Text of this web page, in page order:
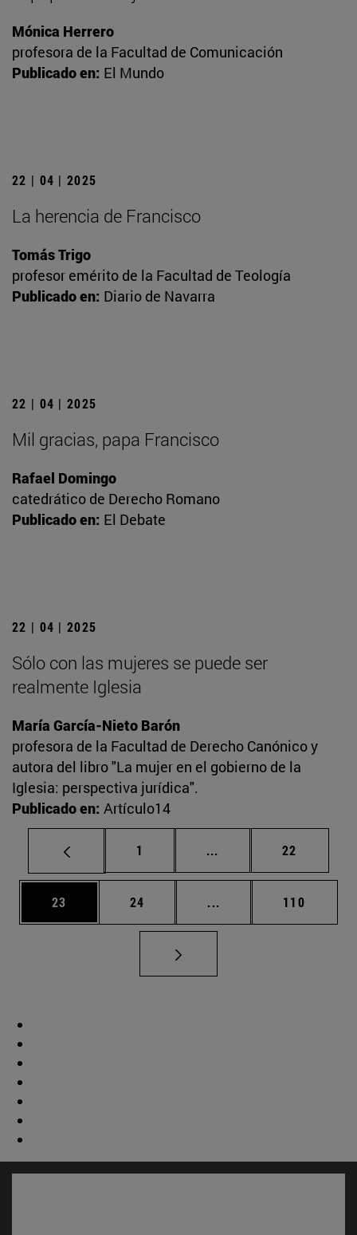
Mónica Herrero
profesora de la Facultad de Comunicación
Publicado en: El Mundo
22 | 04 | 2025
La herencia de Francisco
Tomás Trigo
profesor emérito de la Facultad de Teología
Publicado en: Diario de Navarra
22 | 04 | 2025
Mil gracias, papa Francisco
Rafael Domingo
catedrático de Derecho Romano
Publicado en: El Debate
22 | 04 | 2025
Sólo con las mujeres se puede ser
realmente Iglesia
María García-Nieto Barón
profesora de la Facultad de Derecho Canónico y
autora del libro "La mujer en el gobierno de la
Iglesia: perspectiva jurídica".
Publicado en: Artículo14
Página
1 ... Páginas intermedias
Página
22
Página
23 Página
24 ... Páginas intermedias
Página
110